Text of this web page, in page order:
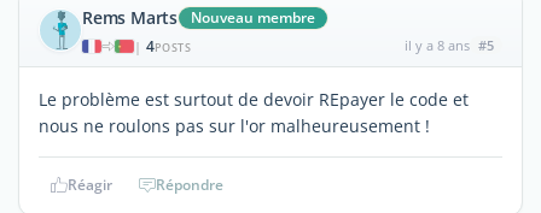
Rems Marts Nouveau membre
| 4POSTS il y a 8 ans #5
Le problème est surtout de devoir REpayer le code et
nous ne roulons pas sur l'or malheureusement !
Réagir Répondre